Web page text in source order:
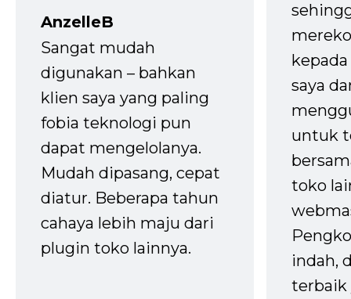
AnzelleB
Sangat mudah
digunakan – bahkan
klien saya yang paling
fobia teknologi pun
dapat mengelolanya.
Mudah dipasang, cepat
diatur. Beberapa tahun
cahaya lebih maju dari
plugin toko lainnya.
saya
untuk
toko
indah,
terbaik